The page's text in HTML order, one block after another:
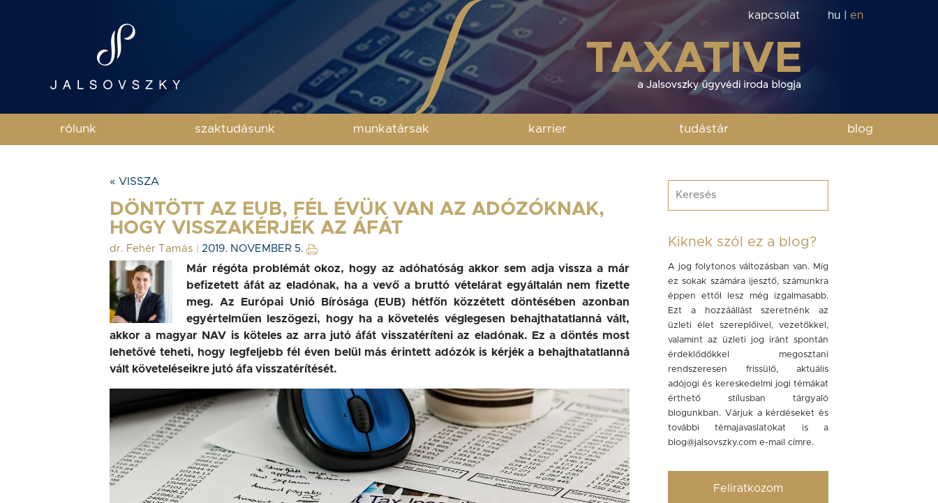
kapcsolat hu en
rólunk szaktudásunk munkatársak karrier tudástár blog
« VISSZA
DÖNTÖTT AZ EUB, FÉL ÉVÜK VAN AZ ADÓZÓKNAK,
HOGY VISSZAKÉRJÉK AZ ÁFÁT
dr. Fehér Tamás 2019. NOVEMBER 5.
Már régóta problémát okoz, hogy az adóhatóság akkor sem adja vissza a már
befizetett áfát az eladónak, ha a vevő a bruttó vételárat egyáltalán nem fizette
meg. Az Európai Unió Bírósága (EUB) hétfőn közzétett döntésében azonban
egyértelműen leszögezi, hogy ha a követelés véglegesen behajthatatlanná vált,
akkor a magyar NAV is köteles az arra jutó áfát visszatéríteni az eladónak. Ez a döntés most
lehetővé teheti, hogy legfeljebb fél éven belül más érintett adózók is kérjék a behajthatatlanná
vált követeléseikre jutó áfa visszatérítését.
Kiknek szól ez a blog?
A jog folytonos változásban van. Míg
ez sokak számára ijesztő, számunkra
éppen ettől lesz még izgalmasabb.
Ezt a hozzáállást szeretnénk az
üzleti élet szereplőivel, vezetőkkel,
valamint az üzleti jog iránt spontán
érdeklődőkkel megosztani
rendszeresen frissülő, aktuális
adójogi és kereskedelmi jogi témákat
érthető stílusban tárgyaló
blogunkban. Várjuk a kérdéseket és
további témajavaslatokat is a
blog@jalsovszky.com e-mail címre.
Feliratkozom